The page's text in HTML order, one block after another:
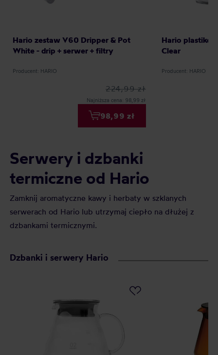
Hario zestaw V60 Dripper & Pot
White - drip + serwer + filtry
Producent: HARIO
224,99 zł
Najniższa cena: 98,99 zł
98,99 zł
Hario
Clear
Producent: HARIO
Serwery i dzbanki
termiczne od Hario
Zamknij aromatyczne kawy i herbaty w szklanych
serwerach od Hario lub utrzymaj ciepło na dłużej z
dzbankami termicznymi.
Dzbanki i serwery Hario